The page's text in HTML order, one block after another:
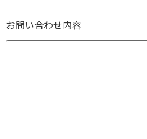
お問い合わせ内容